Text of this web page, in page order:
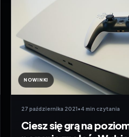
NOWINKI
27 października 2021 •4 min czytania
Ciesz się grą na